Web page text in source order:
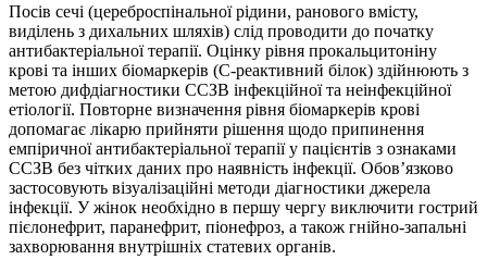
Посів сечі (цереброспінальної рідини, ранового вмісту,
виділень з дихальних шляхів) слід проводити до початку
антибактеріальної терапії. Оцінку рівня прокальцитоніну
крові та інших біомаркерів (С-реактивний білок) здійнюють з
метою дифдіагностики ССЗВ інфекційної та неінфекційної
етіології. Повторне визначення рівня біомаркерів крові
допомагає лікарю прийняти рішення щодо припинення
емпіричної антибактеріальної терапії у пацієнтів з ознаками
ССЗВ без чітких даних про наявність інфекції. Обов’язково
застосовують візуалізаційні методи діагностики джерела
інфекції. У жінок необхідно в першу чергу виключити гострий
пієлонефрит, паранефрит, піонефроз, а також гнійно-­запальні
захворювання внутрішніх статевих органів.